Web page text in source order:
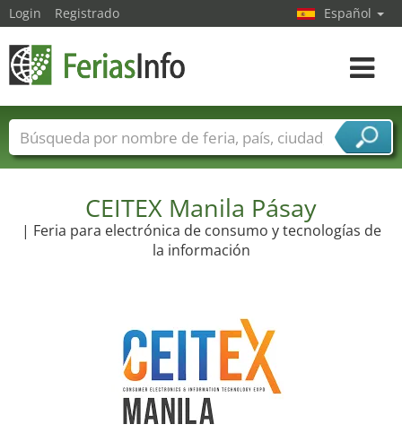
CEITEX Manila Pásay
| Feria para electrónica de consumo y tecnologías de
la información
Login Registrado Español
toggle
Nombres de ferias Países
Ciudades
Sectores de proveedor de servicios